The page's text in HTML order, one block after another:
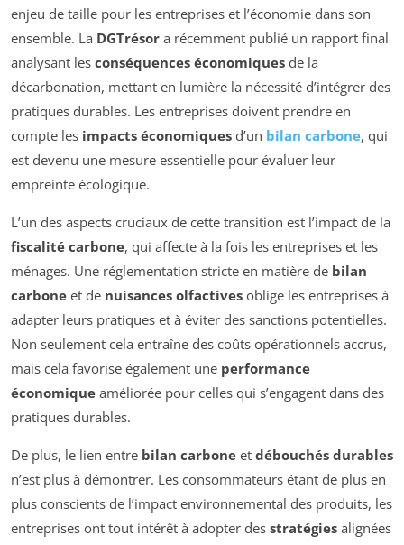
enjeu de taille pour les entreprises et l’économie dans son
ensemble. La DGTrésor a récemment publié un rapport final
analysant les conséquences économiques de la
décarbonation, mettant en lumière la nécessité d’intégrer des
pratiques durables. Les entreprises doivent prendre en
compte les impacts économiques d’un bilan carbone, qui
est devenu une mesure essentielle pour évaluer leur
empreinte écologique.
L’un des aspects cruciaux de cette transition est l’impact de la
fiscalité carbone, qui affecte à la fois les entreprises et les
ménages. Une réglementation stricte en matière de bilan
carbone et de nuisances olfactives oblige les entreprises à
adapter leurs pratiques et à éviter des sanctions potentielles.
Non seulement cela entraîne des coûts opérationnels accrus,
mais cela favorise également une performance
économique améliorée pour celles qui s’engagent dans des
pratiques durables.
De plus, le lien entre bilan carbone et débouchés durables
n’est plus à démontrer. Les consommateurs étant de plus en
plus conscients de l’impact environnemental des produits, les
entreprises ont tout intérêt à adopter des stratégies alignées